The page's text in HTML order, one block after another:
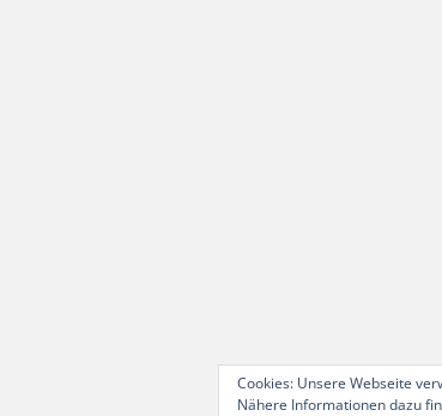
Cookies: Unsere Webseite
Nähere Informationen dazu